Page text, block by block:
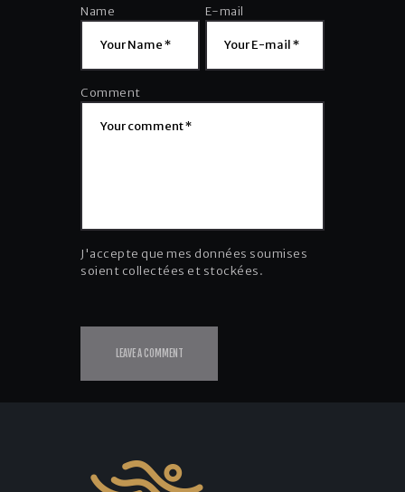
Name E-mail
Comment
J'accepte que mes données soumises
soient collectées et stockées.